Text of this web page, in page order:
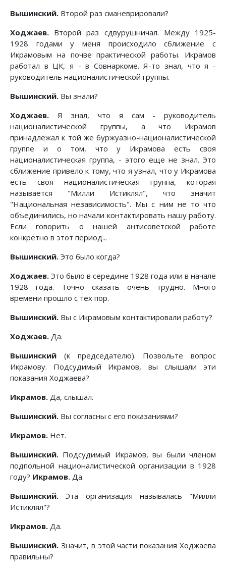
Вышинский. Второй раз сманеврировали?
Ходжаев. Второй раз сдвурушничал. Между 1925-
1928 годами у меня происходило сближение с
Икрамовым на почве практической работы. Икрамов
работал в ЦК, я - в Совнаркоме. Я-то знал, что я -
руководитель националистической группы.
Вышинский. Вы знали?
Ходжаев. Я знал, что я сам - руководитель
националистической группы, а что Икрамов
принадлежал к той же буржуазно-националистической
группе и о том, что у Икрамова есть своя
националистическая группа, - этого еще не знал. Это
сближение привело к тому, что я узнал, что у Икрамова
есть своя националистическая группа, которая
называется "Милли Истиклял", что значит
"Национальная независимость". Мы с ним не то что
объединились, но начали контактировать нашу работу.
Если говорить о нашей антисоветской работе
конкретно в этот период...
Вышинский. Это было когда?
Ходжаев. Это было в середине 1928 года или в начале
1928 года. Точно сказать очень трудно. Много
времени прошло с тех пор.
Вышинский. Вы с Икрамовым контактировали работу?
Ходжаев. Да.
Вышинский (к председателю). Позвольте вопрос
Икрамову. Подсудимый Икрамов, вы слышали эти
показания Ходжаева?
Икрамов. Да, слышал.
Вышинский. Вы согласны с его показаниями?
Икрамов. Нет.
Вышинский. Подсудимый Икрамов, вы были членом
подпольной националистической организации в 1928
году? Икрамов. Да.
Вышинский. Эта организация называлась "Милли
Истиклял"?
Икрамов. Да.
Вышинский. Значит, в этой части показания Ходжаева
правильны?